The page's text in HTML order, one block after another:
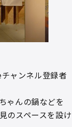
ャンネル登録者
ゃんの鍋などを
のスペースを設け